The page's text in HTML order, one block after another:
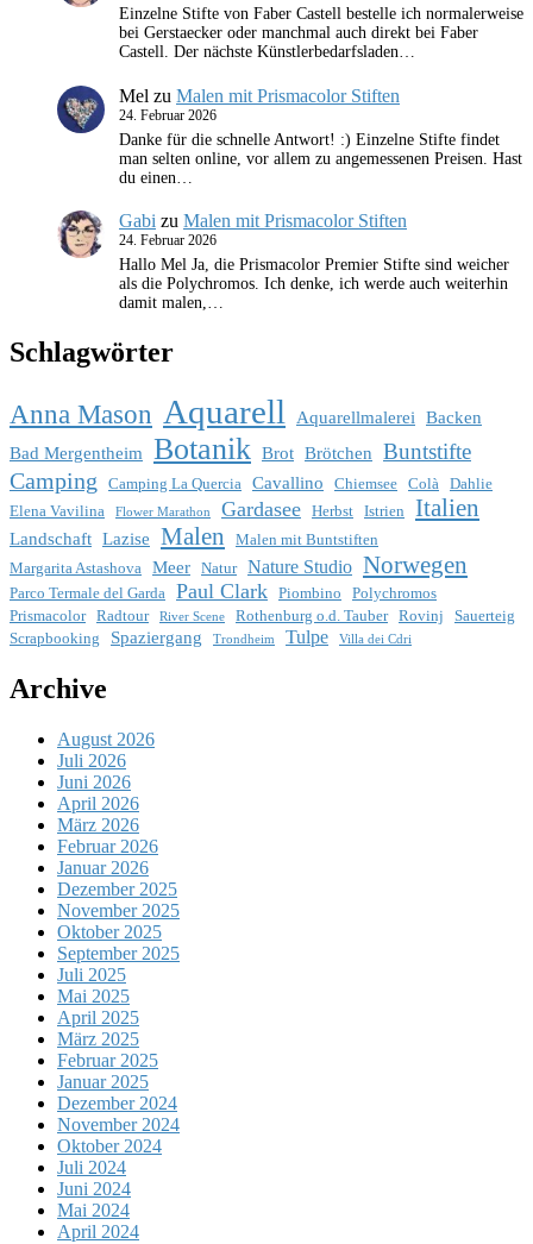
Einzelne Stifte von Faber Castell bestelle ich normalerweise
bei Gerstaecker oder manchmal auch direkt bei Faber
Castell. Der nächste Künstlerbedarfsladen…
Mel zu Malen mit Prismacolor Stiften
24. Februar 2026
Danke für die schnelle Antwort! :) Einzelne Stifte findet
man selten online, vor allem zu angemessenen Preisen. Hast
du einen…
Gabi zu Malen mit Prismacolor Stiften
24. Februar 2026
Hallo Mel Ja, die Prismacolor Premier Stifte sind weicher
als die Polychromos. Ich denke, ich werde auch weiterhin
damit malen,…
Schlagwörter
Anna Mason Aquarell Aquarellmalerei Backen
Bad Mergentheim Botanik Brot Brötchen Buntstifte
Camping Camping La Quercia Cavallino Chiemsee Colà Dahlie
Elena Vavilina
Flower Marathon Gardasee Herbst Istrien Italien
Landschaft Lazise Malen
Malen mit Buntstiften
Margarita Astashova Meer Natur Nature Studio Norwegen
Parco Termale del Garda Paul Clark Piombino
Polychromos
Prismacolor Radtour River Scene Rothenburg o.d. Tauber Rovinj
Sauerteig
Scrapbooking
Spaziergang Trondheim Tulpe Villa dei Cdri
Archive
August 2026
Juli 2026
Juni 2026
April 2026
März 2026
Februar 2026
Januar 2026
Dezember 2025
November 2025
Oktober 2025
September 2025
Juli 2025
Mai 2025
April 2025
März 2025
Februar 2025
Januar 2025
Dezember 2024
November 2024
Oktober 2024
Juli 2024
Juni 2024
Mai 2024
April 2024